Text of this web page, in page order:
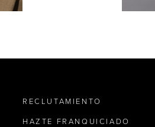
RECLUTAMIENTO
HAZTE FRANQUICIADO